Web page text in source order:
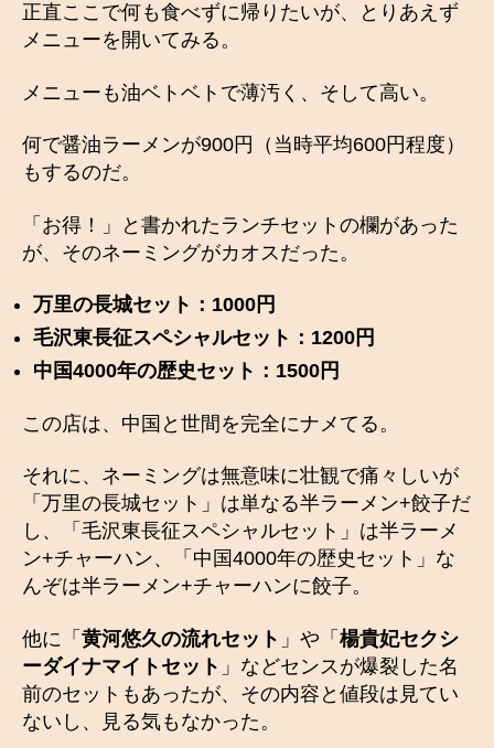
正直ここで何も食べずに帰りたいが、とりあえず
メニューを開いてみる。
メニューも油ベトベトで薄汚く、そして高い。
何で醤油ラーメンが900円（当時平均600円程度）
もするのだ。
「お得！」と書かれたランチセットの欄があった
が、そのネーミングがカオスだった。
万里の長城セット： 1000 円
毛沢東長征スペシャルセット： 1200 円
中国4000年の歴史セット： 1500 円
この店は、中国と世間を完全にナメてる。
それに、ネーミングは無意味に壮観で痛々しいが
「万里の長城セット」は単なる半ラーメン+餃子だ
し、「毛沢東長征スペシャルセット」は半ラーメ
ン+チャーハン、「中国4000年の歴史セット」な
んぞは半ラーメン+チャーハンに餃子。
他に「 黄河悠久の流れセット 」や「 楊貴妃セクシ
ーダイナマイトセット 」などセンスが爆裂した名
前のセットもあったが、その内容と値段は見てい
ないし、見る気もなかった。